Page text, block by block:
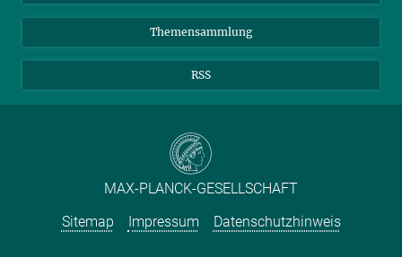
Themensammlung
RSS
MAX-PLANCK-GESELLSCHAFT
Sitemap
Impressum Datenschutzhinweis